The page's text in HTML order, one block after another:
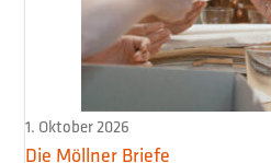
1. Oktober 2026
Die Möllner Briefe